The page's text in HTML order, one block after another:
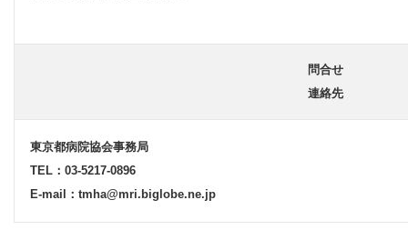
問合せ
連絡先
東京都病院協会事務局
TEL：03-5217-0896
E-mail：tmha@mri.biglobe.ne.jp